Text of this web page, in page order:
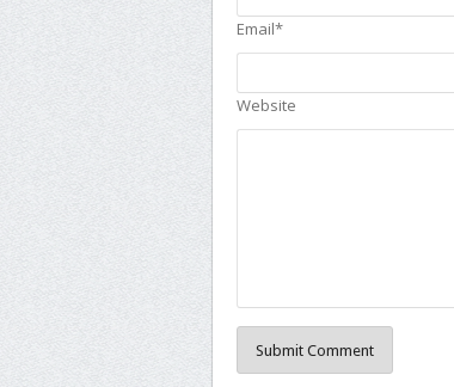
Email*
Website
Submit Comment